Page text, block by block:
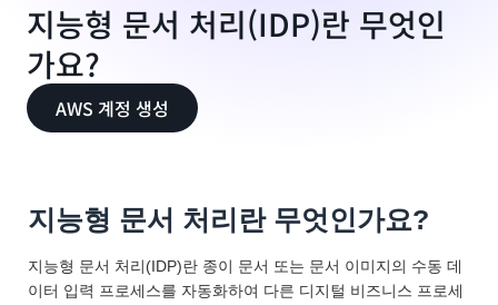
지능형 문서 처리(IDP)란 무엇인
가요?
AWS 계정 생성
지능형 문서 처리란 무엇인가요?
지능형 문서 처리(IDP)란 종이 문서 또는 문서 이미지의 수동 데
이터 입력 프로세스를 자동화하여 다른 디지털 비즈니스 프로세